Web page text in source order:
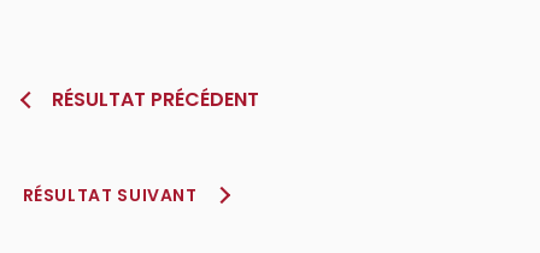
RÉSULTAT PRÉCÉDENT
RÉSULTAT SUIVANT